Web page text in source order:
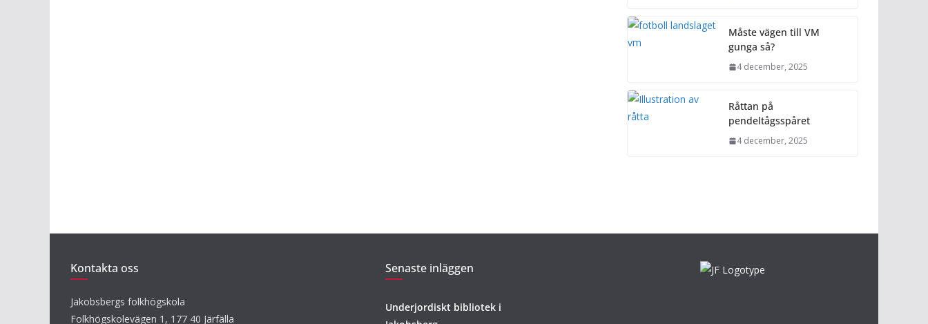
Måste vägen till VM
gunga så?
4 december, 2025
Råttan på
pendeltågsspåret
4 december, 2025
Kontakta oss
Jakobsbergs folkhögskola
Folkhögskolevägen 1, 177 40 Järfälla
Senaste inläggen
Underjordiskt bibliotek i